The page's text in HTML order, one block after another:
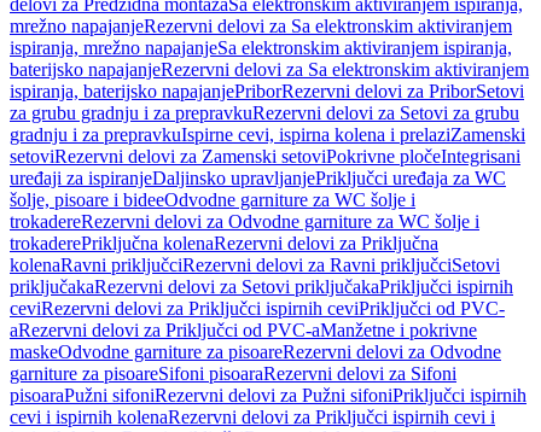
delovi za Predzidna montažaSa elektronskim aktiviranjem ispiranja,
mrežno napajanjeRezervni delovi za Sa elektronskim aktiviranjem
ispiranja, mrežno napajanjeSa elektronskim aktiviranjem ispiranja,
baterijsko napajanjeRezervni delovi za Sa elektronskim aktiviranjem
ispiranja, baterijsko napajanjePriborRezervni delovi za PriborSetovi
za grubu gradnju i za prepravkuRezervni delovi za Setovi za grubu
gradnju i za prepravkuIspirne cevi, ispirna kolena i prelaziZamenski
setoviRezervni delovi za Zamenski setoviPokrivne pločeIntegrisani
uređaji za ispiranjeDaljinsko upravljanjePriključci uređaja za WC
šolje, pisoare i bideeOdvodne garniture za WC šolje i
trokadereRezervni delovi za Odvodne garniture za WC šolje i
trokaderePriključna kolenaRezervni delovi za Priključna
kolenaRavni priključciRezervni delovi za Ravni priključciSetovi
priključakaRezervni delovi za Setovi priključakaPriključci ispirnih
ceviRezervni delovi za Priključci ispirnih ceviPriključci od PVC-
aRezervni delovi za Priključci od PVC-aManžetne i pokrivne
maskeOdvodne garniture za pisoareRezervni delovi za Odvodne
garniture za pisoareSifoni pisoaraRezervni delovi za Sifoni
pisoaraPužni sifoniRezervni delovi za Pužni sifoniPriključci ispirnih
cevi i ispirnih kolenaRezervni delovi za Priključci ispirnih cevi i